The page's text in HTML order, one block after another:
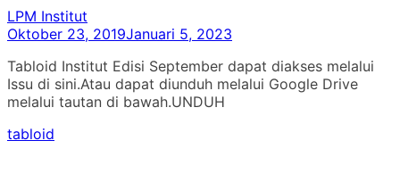
LPM Institut
Oktober 23, 2019Januari 5, 2023
Tabloid Institut Edisi September dapat diakses melalui
Issu di sini.Atau dapat diunduh melalui Google Drive
melalui tautan di bawah.UNDUH
tabloid